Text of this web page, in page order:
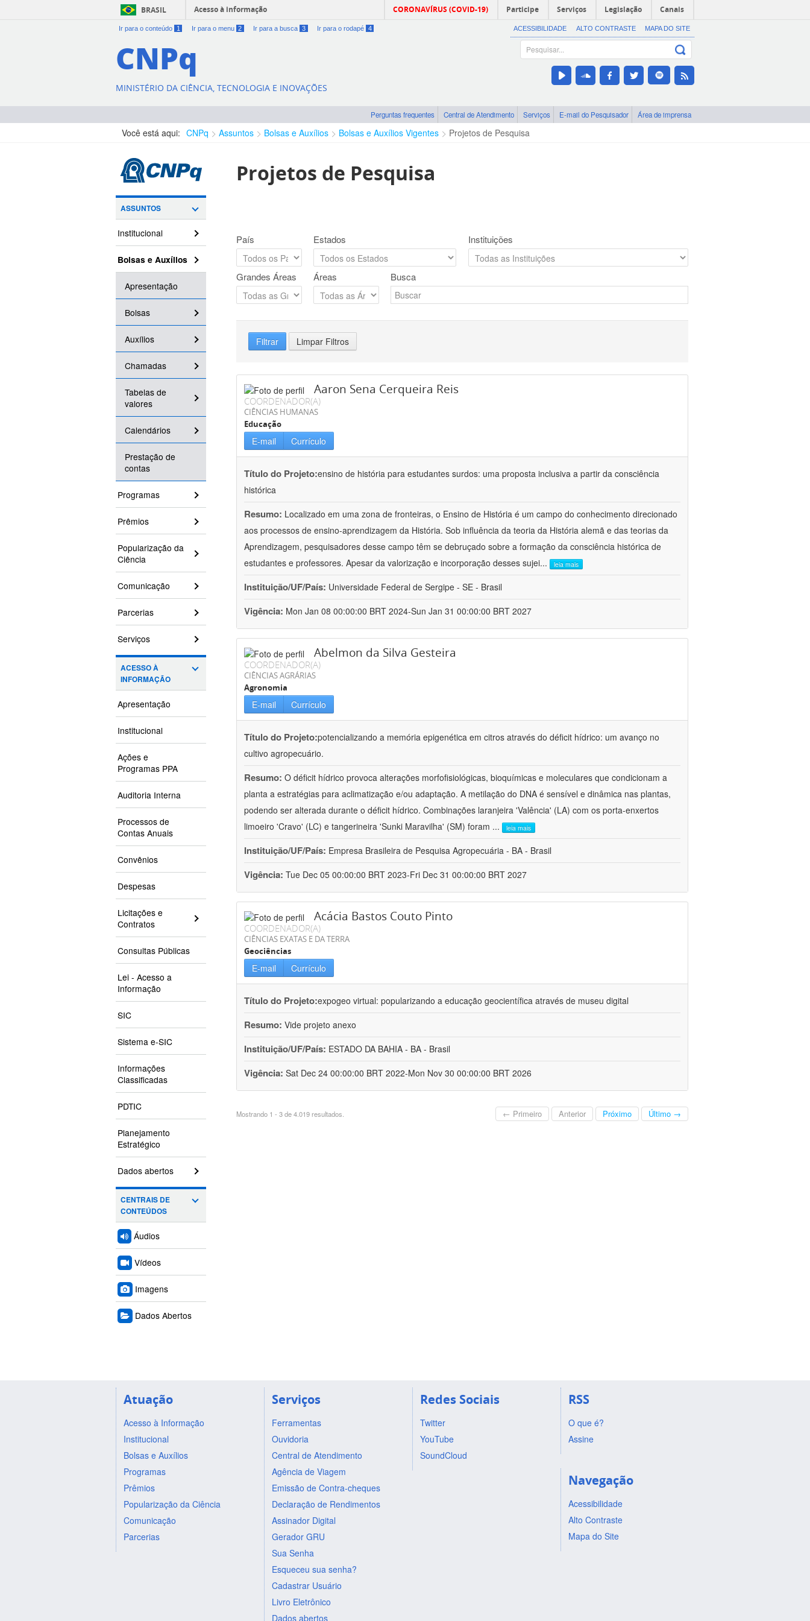
BRASIL Acesso à informação CORONAVÍRUS (COVID-19) Participe Serviços Legislação Canais
Ir para o conteúdo 1 Ir para o menu 2 Ir para a busca 3 Ir para o rodapé 4 ACESSIBILIDADE ALTO CONTRASTE MAPA DO SITE
CNPq
MINISTÉRIO DA CIÊNCIA, TECNOLOGIA E INOVAÇÕES
Perguntas frequentes Central de Atendimento Serviços E-mail do Pesquisador Área de imprensa
Você está aqui: CNPq Assuntos Bolsas e Auxílios Bolsas e Auxílios Vigentes Projetos de Pesquisa
ASSUNTOS
Institucional
Bolsas e Auxílios
Apresentação
Bolsas
Auxílios
Chamadas
Tabelas de
valores
Calendários
Prestação de
contas
Programas
Prêmios
Popularização da
Ciência
Comunicação
Parcerias
Serviços
ACESSO À
INFORMAÇÃO
Apresentação
Institucional
Ações e
Programas PPA
Auditoria Interna
Processos de
Contas Anuais
Convênios
Despesas
Licitações e
Contratos
Consultas Públicas
Lei - Acesso a
Informação
SIC
Sistema e-SIC
Informações
Classificadas
PDTIC
Planejamento
Estratégico
Dados abertos
CENTRAIS DE
CONTEÚDOS
Áudios
Vídeos
Imagens
Dados Abertos
Projetos de Pesquisa
País Estados Instituições
Grandes Áreas Áreas Busca
Filtrar Limpar Filtros
Aaron Sena Cerqueira Reis
COORDENADOR(A)
CIÊNCIAS HUMANAS
Educação
E-mail Currículo
Título do Projeto:ensino de história para estudantes surdos: uma proposta inclusiva a partir da consciência
histórica
Resumo: Localizado em uma zona de fronteiras, o Ensino de História é um campo do conhecimento direcionado
aos processos de ensino-aprendizagem da História. Sob influência da teoria da História alemã e das teorias da
Aprendizagem, pesquisadores desse campo têm se debruçado sobre a formação da consciência histórica de
estudantes e professores. Apesar da valorização e incorporação desses sujei... leia mais
Instituição/UF/País: Universidade Federal de Sergipe - SE - Brasil
Vigência: Mon Jan 08 00:00:00 BRT 2024-Sun Jan 31 00:00:00 BRT 2027
Abelmon da Silva Gesteira
COORDENADOR(A)
CIÊNCIAS AGRÁRIAS
Agronomia
E-mail Currículo
Título do Projeto:potencializando a memória epigenética em citros através do déficit hídrico: um avanço no
cultivo agropecuário.
Resumo: O déficit hídrico provoca alterações morfofisiológicas, bioquímicas e moleculares que condicionam a
planta a estratégias para aclimatização e/ou adaptação. A metilação do DNA é sensível e dinâmica nas plantas,
podendo ser alterada durante o déficit hídrico. Combinações laranjeira 'Valência' (LA) com os porta-enxertos
limoeiro 'Cravo' (LC) e tangerineira 'Sunki Maravilha' (SM) foram ... leia mais
Instituição/UF/País: Empresa Brasileira de Pesquisa Agropecuária - BA - Brasil
Vigência: Tue Dec 05 00:00:00 BRT 2023-Fri Dec 31 00:00:00 BRT 2027
Acácia Bastos Couto Pinto
COORDENADOR(A)
CIÊNCIAS EXATAS E DA TERRA
Geociências
E-mail Currículo
Título do Projeto:expogeo virtual: popularizando a educação geocientífica através de museu digital
Resumo: Vide projeto anexo
Instituição/UF/País: ESTADO DA BAHIA - BA - Brasil
Vigência: Sat Dec 24 00:00:00 BRT 2022-Mon Nov 30 00:00:00 BRT 2026
Mostrando 1 - 3 de 4.019 resultados. ← Primeiro Anterior Próximo Último →
Atuação
Acesso à Informação
Institucional
Bolsas e Auxílios
Programas
Prêmios
Popularização da Ciência
Comunicação
Parcerias
Serviços
Ferramentas
Ouvidoria
Central de Atendimento
Agência de Viagem
Emissão de Contra-cheques
Declaração de Rendimentos
Assinador Digital
Gerador GRU
Sua Senha
Esqueceu sua senha?
Cadastrar Usuário
Livro Eletrônico
Dados abertos
Redes Sociais
Twitter
YouTube
SoundCloud
RSS
O que é?
Assine
Navegação
Acessibilidade
Alto Contraste
Mapa do Site